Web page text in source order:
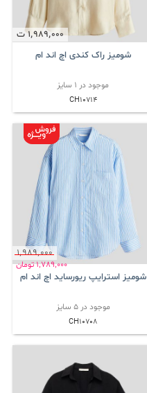
1٬989٬000 ت
شومیز راک کندی اچ اند ام
موجود در 1 سایز
CH10714
1٬989٬000
1٬789٬000تومان
شومیز استرایپ ریورساید اچ اند ام
موجود در 5 سایز
CH10708